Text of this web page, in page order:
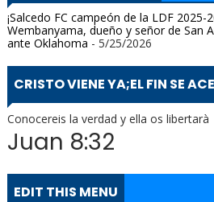
¡Salcedo FC campeón de la LDF 2025-
Wembanyama, dueño y señor de San
ante Oklahoma - 5/25/2026
CRISTO VIENE YA;EL FIN SE
Conocereis la verdad y ella os libertarà
Juan 8:32
EDIT THIS MENU